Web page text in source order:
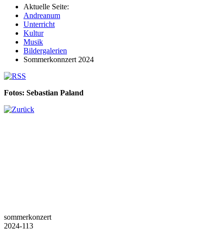
Aktuelle Seite:
Andreanum
Unterricht
Kultur
Musik
Bildergalerien
Sommerkonnzert 2024
Fotos: Sebastian Paland
sommerkonzert
2024-113